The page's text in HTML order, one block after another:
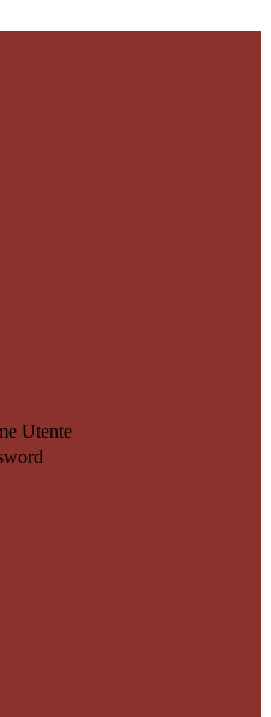
Utente